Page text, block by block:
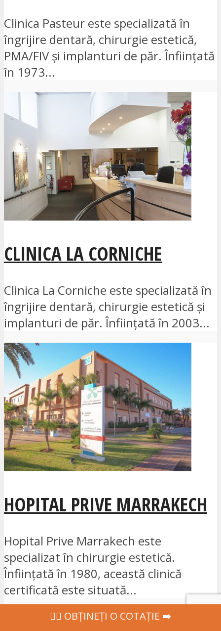
Clinica Pasteur este specializată în
îngrijire dentară, chirurgie estetică,
PMA/FIV și implanturi de păr. Înființată
în 1973...
CLINICA LA CORNICHE
Clinica La Corniche este specializată în
îngrijire dentară, chirurgie estetică și
implanturi de păr. Înființată în 2003...
HOPITAL PRIVE MARRAKECH
Hopital Prive Marrakech este
specializat în chirurgie estetică.
Înființată în 1980, această clinică
certificată este situată...
‍👩‍⚕ OBȚINEȚI O COTAȚIE ➡️